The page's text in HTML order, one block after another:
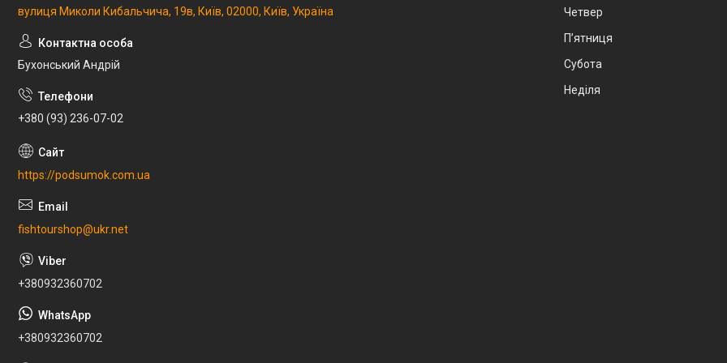
вулиця Миколи Кибальчича, 19в, Київ, 02000, Київ, Україна
Бухонський Андрій
+380 (93) 236-07-02
https://podsumok.com.ua
fishtourshop@ukr.net
+380932360702
+380932360702
Четвер
Пʼятниця
Субота
Неділя